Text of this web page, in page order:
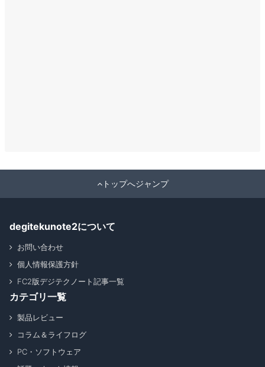
トップへジャンプ
degitekunote2について
お問い合わせ
個人情報保護方針
FC2版デジテクノート記事一覧
カテゴリ一覧
製品レビュー
コラム＆ライフログ
PC・ソフトウェア